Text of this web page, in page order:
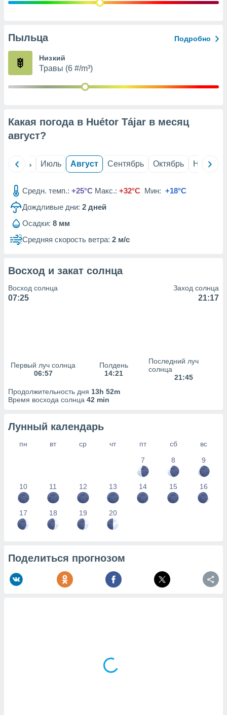
рекламы
сведения
1199
Пыльца Подробно
Низкий
Травы (6 #/m³)
Какая погода в Huétor Tájar в месяц
август?
Июнь Июль Август Сентябрь Октябрь Ноябрь
Средн. темп.: +25°C Макс.: +32°C Мин: +18°C
Дождливые дни: 2 дней
Осадки: 8 мм
Средняя скорость ветра: 2 м/с
Восход и закат солнца
Восход солнца
07:25
Заход солнца
21:17
Первый луч солнца
06:57
Полдень
14:21
Последний луч
солнца
21:45
Продолжительность дня 13h 52m
Время восхода солнца 42 min
Лунный календарь
пн вт ср чт пт сб
вс
7
8 9
10 11 12 13 14 15 16
17 18 19 20
Поделиться прогнозом